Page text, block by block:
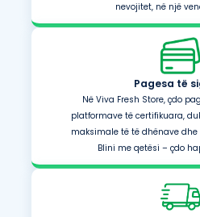
nevojitet, në një
Pagesa të
Në Viva Fresh Store, çdo
platformave të certifikuara,
maksimale të të dhënave
Blini me qetësi – çdo